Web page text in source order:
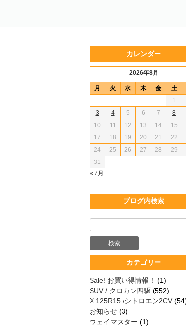
カレンダー
2026年8月
月 火 水 木 金 土
« 7月
1
3
4 5 6 7 8
10
11 12 13 14 15
17
18 19 20 21 22
24
25 26 27 28 29
31
ブログ内検索
カテゴリー
Sale! お買い得情報！
(1)
SUV / クロカン四駆 (552)
X 125R15 /シトロエン2CV (54)
お知らせ (3)
ウェイマスター (1)